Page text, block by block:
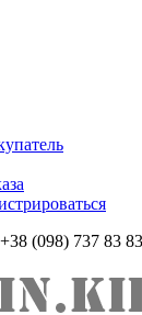
(098) 737 83